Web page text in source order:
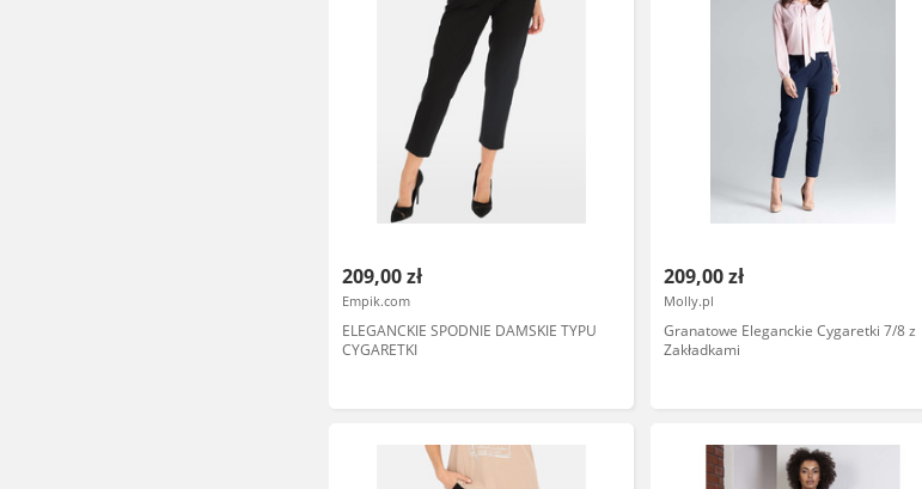
209,00 zł
Empik.com
ELEGANCKIE SPODNIE DAMSKIE TYPU
CYGARETKI
209,00 zł
Molly.pl
Granatowe Eleganckie Cygaretki 7/8 z
Zakładkami